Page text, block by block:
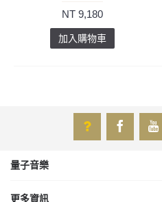
NT 9,180
加入購物車
量子音樂
更多資訊